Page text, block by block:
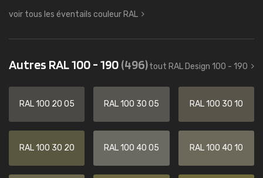
voir tous les éventails couleur RAL
Autres RAL 100 - 190(496)tout RAL Design 100 - 190
RAL 100 20 05 RAL 100 30 05 RAL 100 30 10
RAL 100 30 20 RAL 100 40 05 RAL 100 40 10